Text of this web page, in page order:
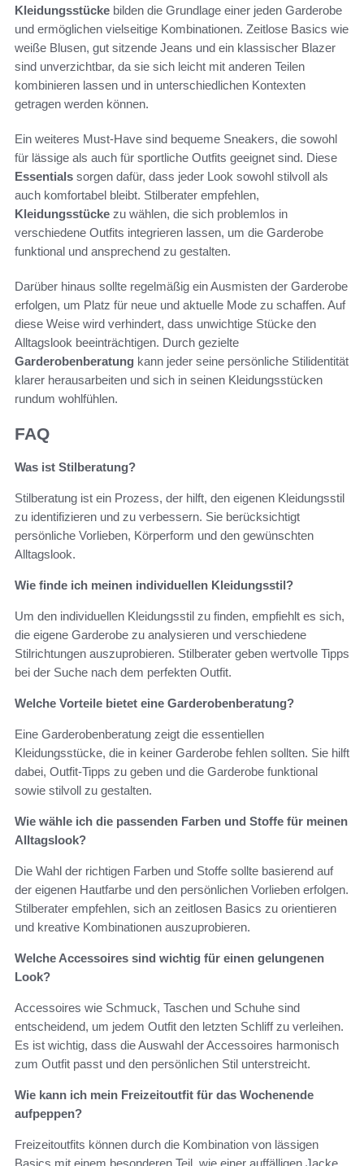
Kleidungsstücke bilden die Grundlage einer jeden Garderobe
und ermöglichen vielseitige Kombinationen. Zeitlose Basics wie
weiße Blusen, gut sitzende Jeans und ein klassischer Blazer
sind unverzichtbar, da sie sich leicht mit anderen Teilen
kombinieren lassen und in unterschiedlichen Kontexten
getragen werden können.
Ein weiteres Must-Have sind bequeme Sneakers, die sowohl
für lässige als auch für sportliche Outfits geeignet sind. Diese
Essentials sorgen dafür, dass jeder Look sowohl stilvoll als
auch komfortabel bleibt. Stilberater empfehlen,
Kleidungsstücke zu wählen, die sich problemlos in
verschiedene Outfits integrieren lassen, um die Garderobe
funktional und ansprechend zu gestalten.
Darüber hinaus sollte regelmäßig ein Ausmisten der Garderobe
erfolgen, um Platz für neue und aktuelle Mode zu schaffen. Auf
diese Weise wird verhindert, dass unwichtige Stücke den
Alltagslook beeinträchtigen. Durch gezielte
Garderobenberatung kann jeder seine persönliche Stilidentität
klarer herausarbeiten und sich in seinen Kleidungsstücken
rundum wohlfühlen.
FAQ
Was ist Stilberatung?
Stilberatung ist ein Prozess, der hilft, den eigenen Kleidungsstil
zu identifizieren und zu verbessern. Sie berücksichtigt
persönliche Vorlieben, Körperform und den gewünschten
Alltagslook.
Wie finde ich meinen individuellen Kleidungsstil?
Um den individuellen Kleidungsstil zu finden, empfiehlt es sich,
die eigene Garderobe zu analysieren und verschiedene
Stilrichtungen auszuprobieren. Stilberater geben wertvolle Tipps
bei der Suche nach dem perfekten Outfit.
Welche Vorteile bietet eine Garderobenberatung?
Eine Garderobenberatung zeigt die essentiellen
Kleidungsstücke, die in keiner Garderobe fehlen sollten. Sie hilft
dabei, Outfit-Tipps zu geben und die Garderobe funktional
sowie stilvoll zu gestalten.
Wie wähle ich die passenden Farben und Stoffe für meinen
Alltagslook?
Die Wahl der richtigen Farben und Stoffe sollte basierend auf
der eigenen Hautfarbe und den persönlichen Vorlieben erfolgen.
Stilberater empfehlen, sich an zeitlosen Basics zu orientieren
und kreative Kombinationen auszuprobieren.
Welche Accessoires sind wichtig für einen gelungenen
Look?
Accessoires wie Schmuck, Taschen und Schuhe sind
entscheidend, um jedem Outfit den letzten Schliff zu verleihen.
Es ist wichtig, dass die Auswahl der Accessoires harmonisch
zum Outfit passt und den persönlichen Stil unterstreicht.
Wie kann ich mein Freizeitoutfit für das Wochenende
aufpeppen?
Freizeitoutfits können durch die Kombination von lässigen
Basics mit einem besonderen Teil, wie einer auffälligen Jacke